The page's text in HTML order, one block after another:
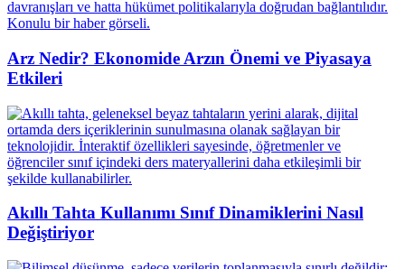
Arz Nedir? Ekonomide Arzın Önemi ve Piyasaya
Etkileri
Akıllı Tahta Kullanımı Sınıf Dinamiklerini Nasıl
Değiştiriyor